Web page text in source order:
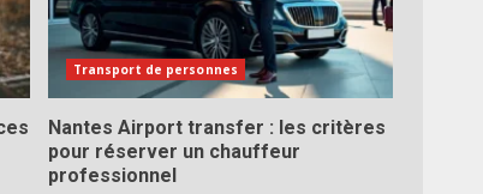
Transport de personnes
Nantes Airport transfer : les critères
pour réserver un chauffeur
professionnel